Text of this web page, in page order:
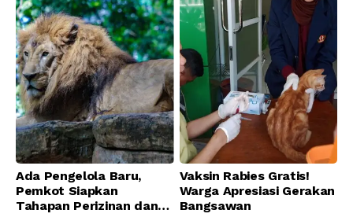
Ada Pengelola Baru,
Pemkot Siapkan
Tahapan Perizinan dan
Vaksin Rabies Gratis!
Warga Apresiasi Gerakan
Bangsawan